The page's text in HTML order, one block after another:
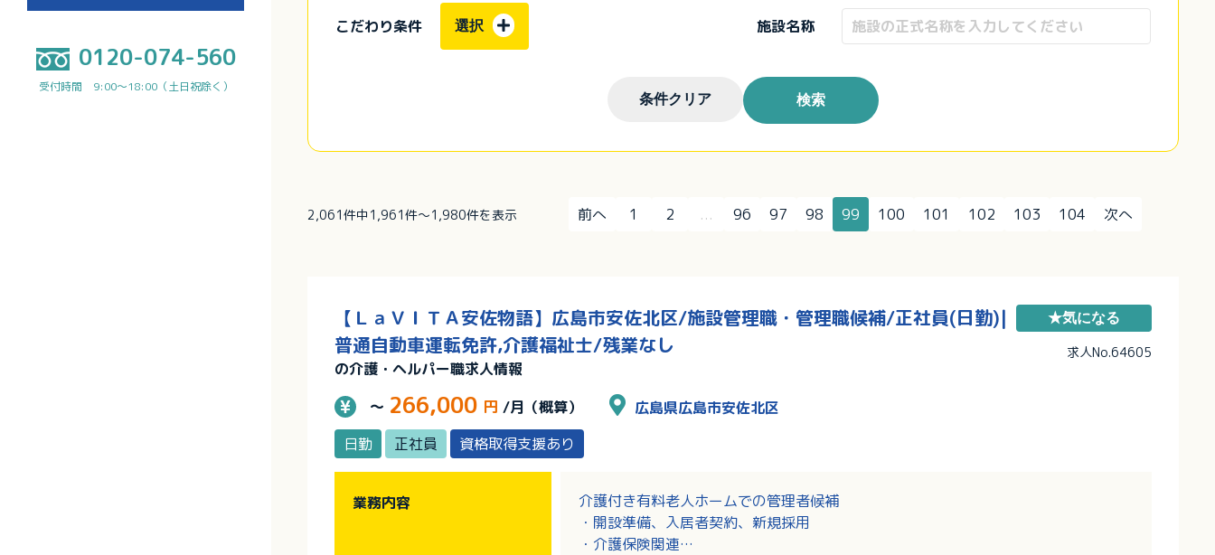
0120-074-560
受付時間 9:00～18:00（土日祝除く）
こだわり条件 選択 施設名称
条件クリア 検索
2,061件中1,961件～1,980件を表示 前へ 1 2 ... 96 97 98 99 100 101 102 103 104 次へ
【ＬａＶＩＴＡ安佐物語】広島市安佐北区/施設管理職・管理職候補/正社員(日勤)|
普通自動車運転免許,介護福祉士/残業なし
の介護・ヘルパー職求人情報
～ 266,000 円 /月（概算）
広島県広島市安佐北区
日勤
正社員 資格取得支援あり
★気になる
求人No.64605
業務内容
介護付き有料老人ホームでの管理者候補
・開設準備、入居者契約、新規採用
・介護保険関連